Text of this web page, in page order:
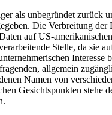
als unbegründet zurück
Die Verbreitung
auf US-
Stelle, da
allgemein
Namen von
Gesichtspunkten stehe